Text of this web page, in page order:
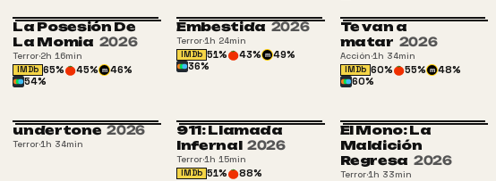
+16
La Posesión De
La Momia 2026
Terror·2h 16min
IMDb 65% 45% m 46%
54%
Embestida 2026
Terror·1h 24min
IMDb 51% 43% m 49%
36%
SAM 16
Te van a
matar 2026
Acción·1h 34min
IMDb 60% 55% m 48%
60%
undertone 2026
Terror·1h 34min
911: Llamada
Infernal 2026
Terror·1h 15min
IMDb 51% 88%
El Mono: La
Maldición
Regresa 2026
Terror·1h 33min